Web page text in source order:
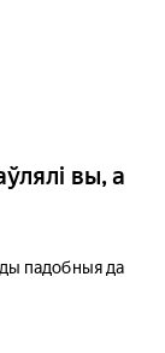
вы, а
падобныя да